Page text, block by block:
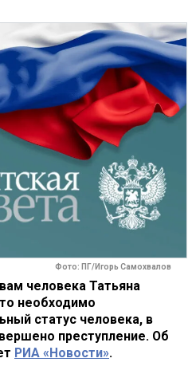
Фото: ПГ/Игорь Самохвалов
человека Татьяна
необходимо
статус человека, в
преступление. Об
РИА «Новости».